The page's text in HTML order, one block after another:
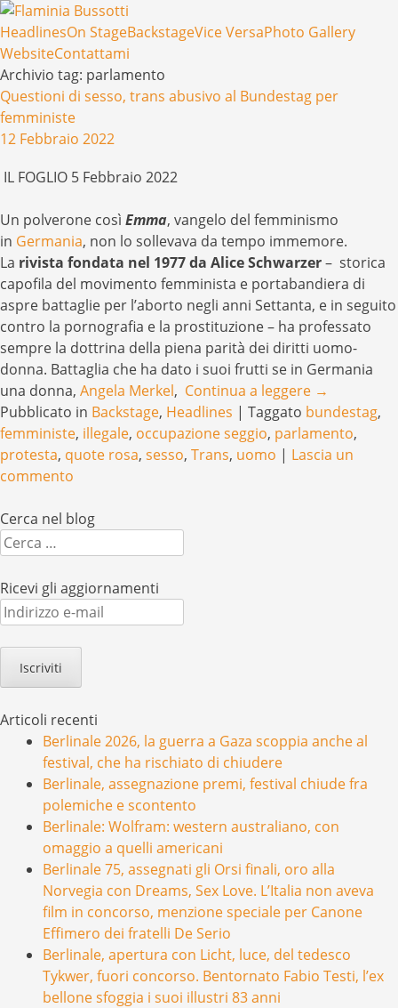
Menu
Salta il contenuto
HeadlinesOn StageBackstageVice VersaPhoto Gallery
WebsiteContattami
Archivio tag: parlamento
Questioni di sesso, trans abusivo al Bundestag per
femministe
12 Febbraio 2022
IL FOGLIO 5 Febbraio 2022
Un polverone così Emma, vangelo del femminismo
in Germania, non lo sollevava da tempo immemore.
La rivista fondata nel 1977 da Alice Schwarzer– storica
capofila del movimento femminista e portabandiera di
aspre battaglie per l’aborto negli anni Settanta, e in seguito
contro la pornografia e la prostituzione – ha professato
sempre la dottrina della piena parità dei diritti uomo-
donna. Battaglia che ha dato i suoi frutti se in Germania
una donna, Angela Merkel, Continua a leggere →
Pubblicato in Backstage, Headlines | Taggato bundestag,
femministe, illegale, occupazione seggio, parlamento,
protesta, quote rosa, sesso, Trans, uomo | Lascia un
commento
Cerca nel blog
Cerca
Ricevi gli aggiornamenti
Indirizzo
e-
mail
Articoli recenti
Berlinale 2026, la guerra a Gaza scoppia anche al
festival, che ha rischiato di chiudere
Berlinale, assegnazione premi, festival chiude fra
polemiche e scontento
Berlinale: Wolfram: western australiano, con
omaggio a quelli americani
Berlinale 75, assegnati gli Orsi finali, oro alla
Norvegia con Dreams, Sex Love. L’Italia non aveva
film in concorso, menzione speciale per Canone
Effimero dei fratelli De Serio
Berlinale, apertura con Licht, luce, del tedesco
Tykwer, fuori concorso. Bentornato Fabio Testi, l’ex
bellone sfoggia i suoi illustri 83 anni